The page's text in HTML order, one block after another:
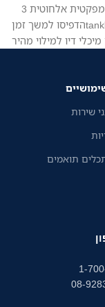
משולבת קומפקטית אלחוטית 3
ב-1 tankbenefitהדפיסו למשך זמן
דיו למילוי מהיר
בעלי תפוקה גבוהה
שירות
תואמים
1-